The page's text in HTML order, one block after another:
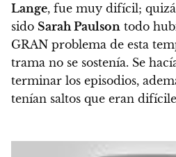
Lange, fue muy difícil;
sido Sarah Paulson todo
GRAN problema de esta
trama no se sostenía. Se
terminar los episodios,
tenían saltos que eran